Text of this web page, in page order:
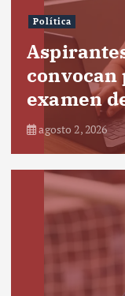
Política
examen
agosto 2, 2026